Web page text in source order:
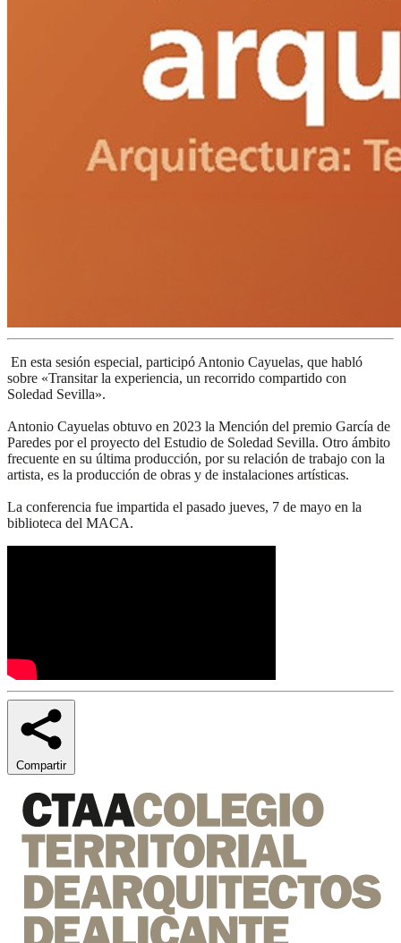
En esta sesión especial, participó Antonio Cayuelas, que habló
sobre «Transitar la experiencia, un recorrido compartido con
Soledad Sevilla».
Antonio Cayuelas obtuvo en 2023 la Mención del premio García de
Paredes por el proyecto del Estudio de Soledad Sevilla. Otro ámbito
frecuente en su última producción, por su relación de trabajo con la
artista, es la producción de obras y de instalaciones artísticas.
La conferencia fue impartida el pasado jueves, 7 de mayo en la
biblioteca del MACA.
Compartir